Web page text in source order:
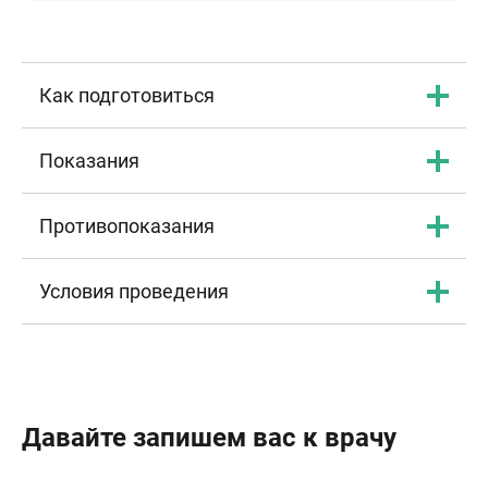
Как подготовиться
Показания
Противопоказания
Условия проведения
Давайте запишем вас к врачу